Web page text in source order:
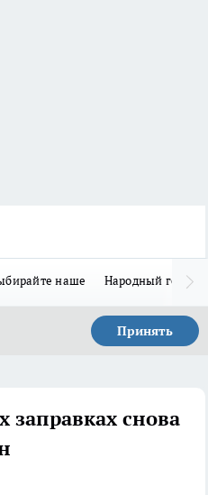
наше Народный герой
Принять
заправках снова